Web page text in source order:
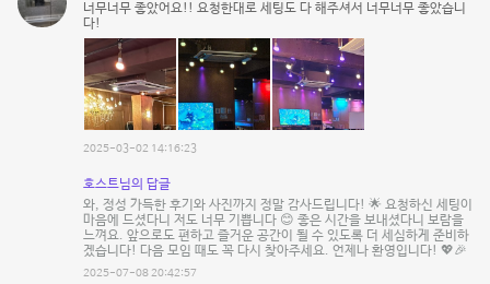
너무너무 좋았어요!! 요청한대로 세팅도 다 해주셔서 너무너무 좋았습니
다!
2025-03-02 14:16:23
호스트님의 답글
와, 정성 가득한 후기와 사진까지 정말 감사드립니다! 🌟 요청하신 세팅이
마음에 드셨다니 저도 너무 기쁩니다 😊 좋은 시간을 보내셨다니 보람을
느껴요. 앞으로도 편하고 즐거운 공간이 될 수 있도록 더 세심하게 준비하
겠습니다! 다음 모임 때도 꼭 다시 찾아주세요. 언제나 환영입니다! 💖🎉
2025-07-08 20:42:57